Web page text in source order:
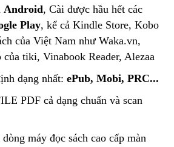
Android, Cài được hầu hết các
Play, kể cả Kindle Store, Kobo
của Việt Nam như Waka.vn,
tiki, Vinabook Reader, Alezaa
dạng nhất: ePub, Mobi, PRC...
PDF cả dạng chuẩn và scan
máy đọc sách cao cấp màn